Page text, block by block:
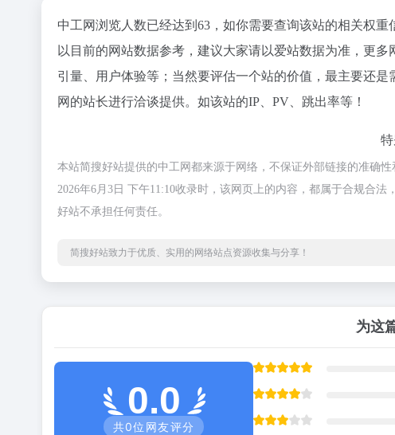
中工网浏览人数已经达到63，如你需要查询该站的相关权重
以目前的网站数据参考，建议大家请以爱站数据为准，更
引量、用户体验等；当然要评估一个站的价值，最主要还
网的站长进行洽谈提供。如该站的IP、PV、跳出率等！
本站简搜好站提供的中工网都来源于网络，不保证外部链接的准确
2026年6月3日 下午11:10收录时，该网页上的内容，都属于合规合
好站不承担任何责任。
简搜好站致力于优质、实用的网络站点资源收集与分享！
为这
0.0
共0位网友评分